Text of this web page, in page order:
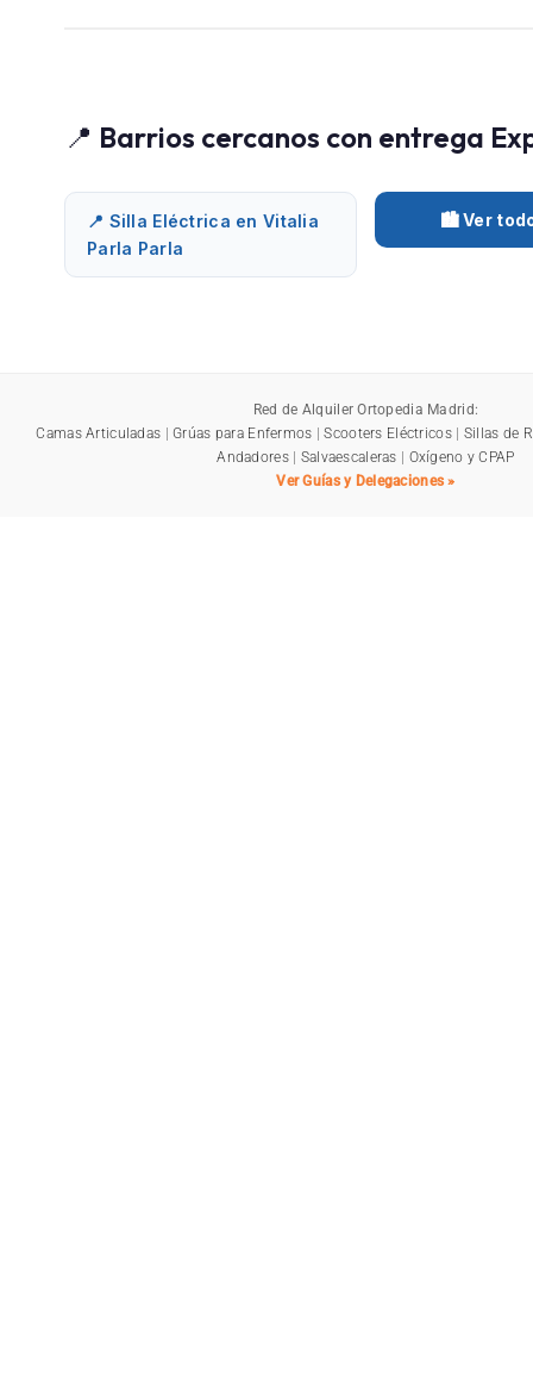
📍 Barrios cercanos con entrega
📍 Silla Eléctrica en Vitalia
Parla Parla
🏙️ Ver
Red de Alquiler Ortopedia Madrid:
Camas Articuladas |Grúas para Enfermos |Scooters Eléctricos| Sillas de
Andadores| Salvaescaleras | Oxígeno y CPAP
Ver Guías y Delegaciones »